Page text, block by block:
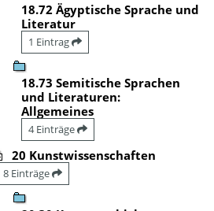
18.72 Ägyptische Sprache und
Literatur
1 Eintrag
18.73 Semitische Sprachen
und Literaturen:
Allgemeines
4 Einträge
20 Kunstwissenschaften
8 Einträge